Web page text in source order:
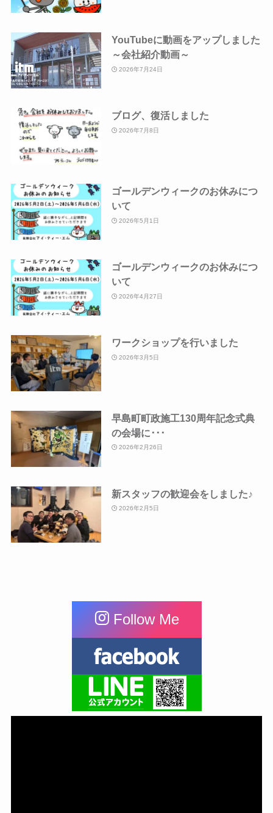
YouTubeに動画をアップしました
～会社紹介動画～
2026年7月24日
ブログ、復活しました
2026年7月8日
ゴールデンウィークのお休みにつ
いて
2026年5月1日
ゴールデンウィークのお休みにつ
いて
2026年4月27日
ワークショップを行いました
2026年3月5日
早島町町政施工130周年記念式典
の会場に･･･
2026年2月26日
新スタッフの歓迎会をしました♪
2026年2月5日
Follow Me